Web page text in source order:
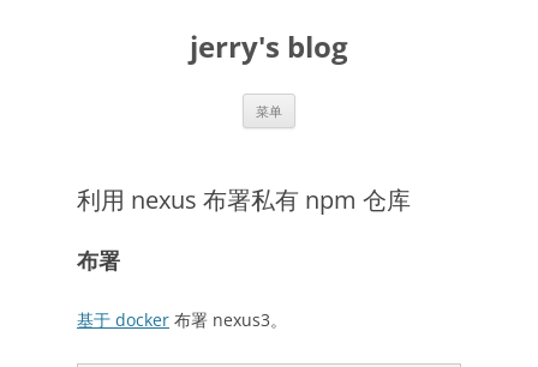
jerry's blog
菜单
利用 nexus 布署私有 npm 仓库
布署
基于 docker 布署 nexus3。